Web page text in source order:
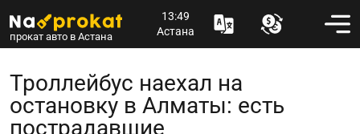
прокат авто в Астана
13:49
Астана
Троллейбус наехал на
остановку в Алматы: есть
пострадавшие